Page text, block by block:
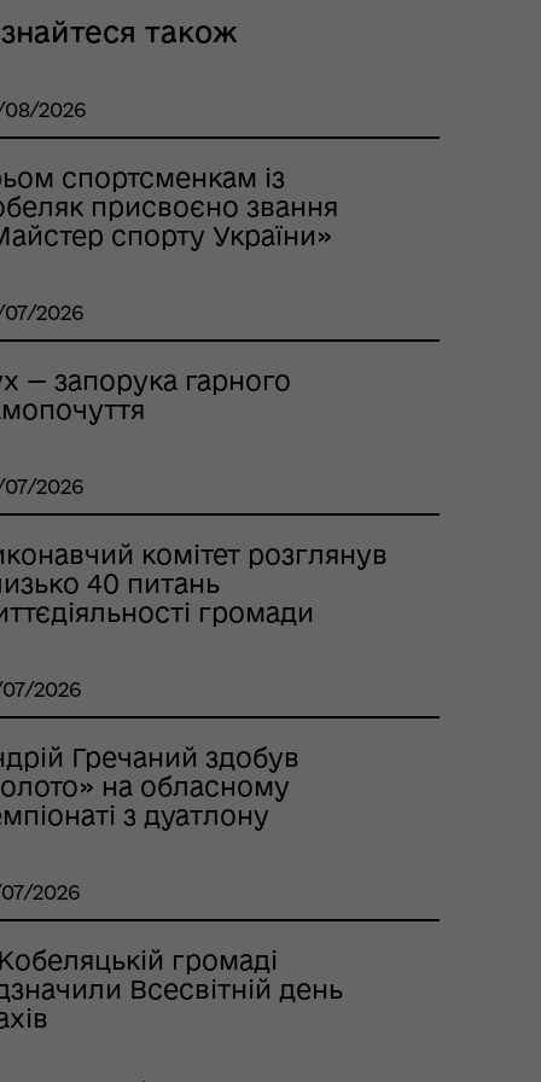
також
2026
спортсменкам із
присвоєно звання
спорту України»
2026
— запорука гарного
2026
комітет розглянув
40 питань
громади
2026
Гречаний здобув
на обласному
з дуатлону
2026
громаді
Всесвітній день